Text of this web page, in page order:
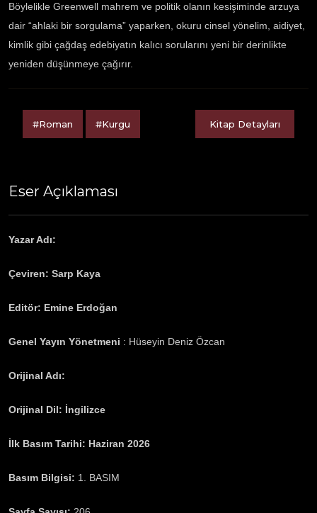
Böylelikle Greenwell mahrem ve politik olanın kesişiminde arzuya
dair “ahlaki bir sorgulama” yaparken, okuru cinsel yönelim, aidiyet,
kimlik gibi çağdaş edebiyatın kalıcı sorularını yeni bir derinlikte
yeniden düşünmeye çağırır.
#Roman #Kurgu Kitap Detayları
Eser Açıklaması
Yazar Adı:
Çeviren: Sarp Kaya
Editör: Emine Erdoğan
Genel Yayın Yönetmeni : Hüseyin Deniz Özcan
Orijinal Adı:
Orijinal Dil: İngilizce
İlk Basım Tarihi: Haziran 2026
Basım Bilgisi: 1. BASIM